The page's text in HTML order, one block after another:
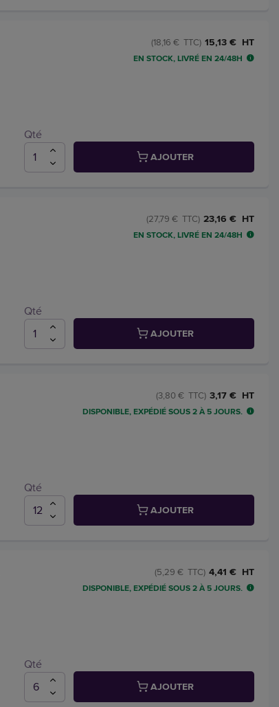
15,13 € HT
(18,16 € TTC)
EN STOCK, LIVRÉ EN 24/48H
Qté
AJOUTER
23,16 € HT
(27,79 € TTC)
EN STOCK, LIVRÉ EN 24/48H
Qté
AJOUTER
3,17 € HT
(3,80 € TTC)
DISPONIBLE, EXPÉDIÉ SOUS 2 À 5 JOURS.
Qté
AJOUTER
4,41 € HT
(5,29 € TTC)
DISPONIBLE, EXPÉDIÉ SOUS 2 À 5 JOURS.
Qté
AJOUTER